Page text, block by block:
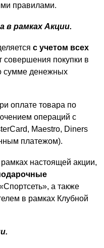
правилами.
в рамках Акции.
с учетом всех
покупки в
сумме денежных
товара по
операций с
Maestro, Diners
платежом).
настоящей акции,
а также
в рамках Клубной